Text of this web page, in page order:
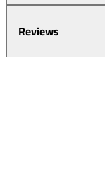
Reviews